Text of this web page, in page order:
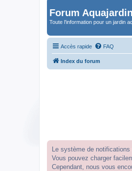
Forum
Toute l'information pour un jardin
Accès rapide FAQ
Index du forum
Le système de
Vous pouvez charger
Cependant, nous vous